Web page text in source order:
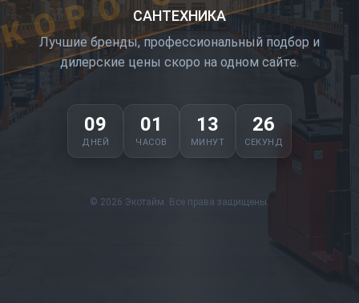
САНТЕХНИКА
Лучшие бренды, профессиональный подбор и
дилерские цены скоро на одном сайте.
09
ДНЕЙ
01
ЧАСОВ
13
МИНУТ
25
СЕКУНД
© 2026 Экотайм. Все права защищены.